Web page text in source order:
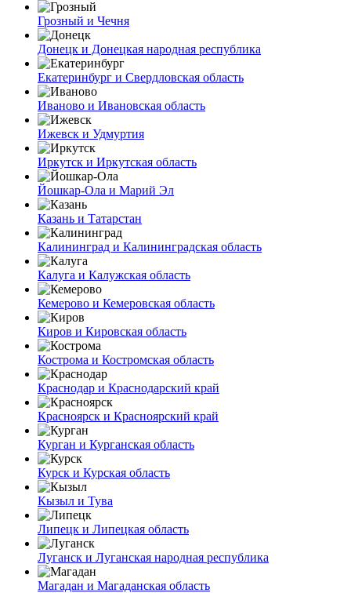
Грозный и Чечня
Донецк и Донецкая народная республика
Екатеринбург и Свердловская область
Иваново и Ивановская область
Ижевск и Удмуртия
Иркутск и Иркутская область
Йошкар-Ола и Марий Эл
Казань и Татарстан
Калининград и Калининградская область
Калуга и Калужская область
Кемерово и Кемеровская область
Киров и Кировская область
Кострома и Костромская область
Краснодар и Краснодарский край
Красноярск и Красноярский край
Курган и Курганская область
Курск и Курская область
Кызыл и Тува
Липецк и Липецкая область
Луганск и Луганская народная республика
Магадан и Магаданская область